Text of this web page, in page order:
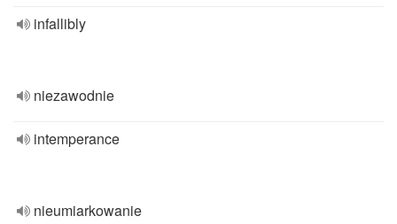
infallibly
niezawodnie
intemperance
nieumiarkowanie